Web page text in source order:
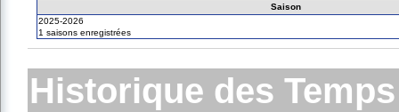
Saison
2025-2026
1 saisons enregistrées
Historique des Temps